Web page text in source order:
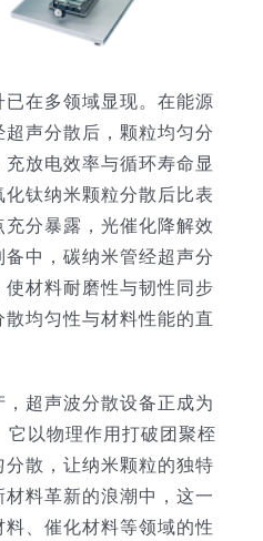
在多领域显现。在能源
声分散后，颗粒均匀分
放电效率与循环寿命显
钛纳米颗粒分散后比表
分暴露，光催化降解效
中，碳纳米管经超声分
材料耐磨性与韧性同步
均匀性与材料性能的直
超声波分散设备正成为
它以物理作用打破团聚桎
散，让纳米颗粒的独特
料革新的浪潮中，这一
、催化材料等领域的性